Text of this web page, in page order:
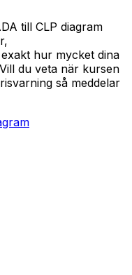
till CLP diagram
hur mycket dina
du veta när kursen
så meddelar